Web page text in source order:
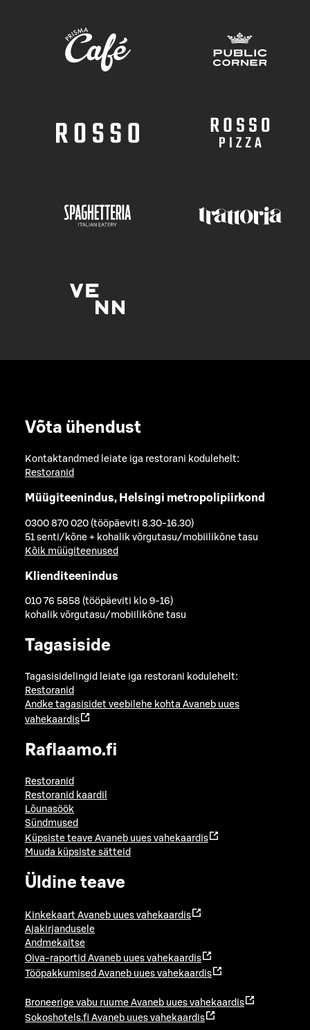
Võta ühendust
Kontaktandmed leiate iga restorani kodulehelt:
Restoranid
Müügiteenindus, Helsingi metropolipiirkond
0300 870 020 (tööpäeviti 8.30-16.30)
51 senti/kõne + kohalik võrgutasu/mobiilikõne tasu
Kõik müügiteenused
Klienditeenindus
010 76 5858 (tööpäeviti klo 9-16)
kohalik võrgutasu/mobiilikõne tasu
Tagasiside
Tagasisidelingid leiate iga restorani kodulehelt:
Restoranid
Andke tagasisidet veebilehe kohta Avaneb uues
vahekaardis
Raflaamo.fi
Restoranid
Restoranid kaardil
Lõunasöök
Sündmused
Küpsiste teave Avaneb uues vahekaardis
Muuda küpsiste sätteid
Üldine teave
Kinkekaart Avaneb uues vahekaardis
Ajakirjandusele
Andmekaitse
Oiva-raportid Avaneb uues vahekaardis
Tööpakkumised Avaneb uues vahekaardis
Broneerige vabu ruume Avaneb uues vahekaardis
Sokoshotels.fi Avaneb uues vahekaardis